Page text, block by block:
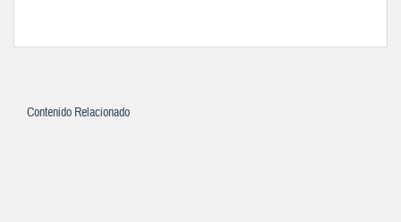
Contenido Relacionado